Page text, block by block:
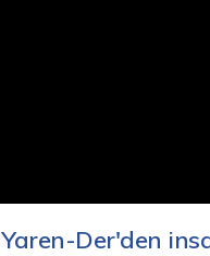
Yaren-Der'den